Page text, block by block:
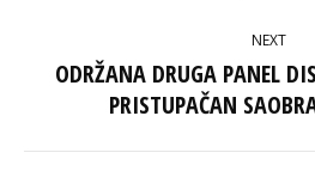
NEXT
Next
post:
ODRŽANA DRUGA PANEL
PRISTUPAČAN